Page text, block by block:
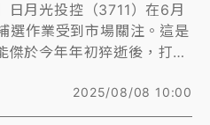
日月光投控（3711）在6月
選作業受到市場關注。這是
傑於今年年初猝逝後，打亂
事席次確定由長女張淡堯
董事會，外界因此看好她是
不過，她低調並未出席股東
2025/08/08 10:00